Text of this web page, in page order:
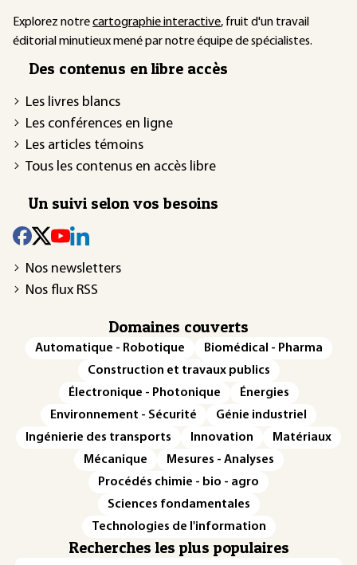
Explorez notrecartographie interactive, fruit d'un travail
éditorial minutieux mené par notre équipe de spécialistes.
Des contenus en libre accès
Les livres blancs
Les conférences en ligne
Les articles témoins
Tous les contenus en accès libre
Un suivi selon vos besoins
Nos newsletters
Nos flux RSS
Domaines couverts
Automatique - Robotique
Biomédical - Pharma
Construction et travaux publics
Électronique - Photonique
Énergies
Environnement - Sécurité
Génie industriel
Ingénierie des transports
Innovation
Matériaux
Mécanique
Mesures - Analyses
Procédés chimie - bio - agro
Sciences fondamentales
Technologies de l'information
Recherches les plus populaires